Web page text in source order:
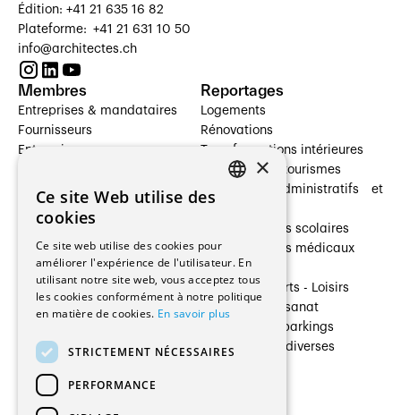
Édition: +41 21 635 16 82
Plateforme: +41 21 631 10 50
info@architectes.ch
Membres
Entreprises & mandataires
Fournisseurs
Entreprises
Architectes paysagistes
Architectes d'intérieur
Entreprises générales
Ingénieurs et mandataires
Fabricants / Fournisseurs
Régies immobilières
Gestion PPE
Reportages
Logements
Rénovations
Transformations intérieures
Hôtelleries et tourismes
Bâtiments administratifs et
Établissements scolaires
Établissements médicaux
Villas
Cultures - Sports - Loisirs
Industrie - Artisanat
Transports et parkings
Constructions diverses
×
Ce site Web utilise des
cookies
Ce site web utilise des cookies pour
améliorer l'expérience de l'utilisateur. En
utilisant notre site web, vous acceptez tous
les cookies conformément à notre politique
en matière de cookies. En savoir plus
STRICTEMENT NÉCESSAIRES
PERFORMANCE